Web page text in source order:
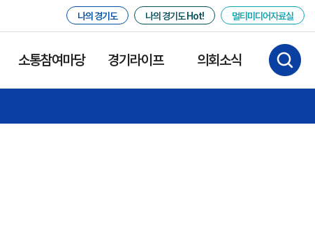
나의 경기도 나의 경기도 Hot! 멀티미디어자료실
소통참여마당 경기라이프 의회소식